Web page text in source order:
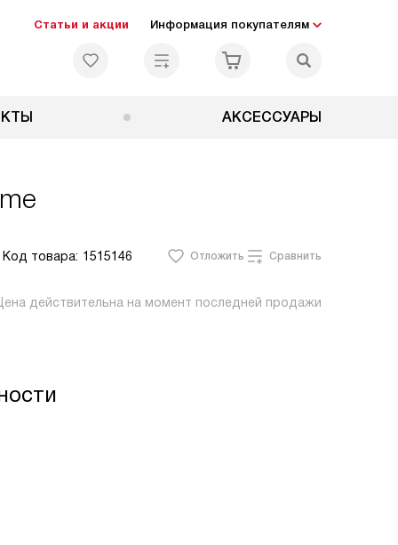
Статьи и акции Информация покупателям
АКСЕССУАРЫ
Код товара: 1515146 Отложить Сравнить
Цена действительна на момент последней продажи